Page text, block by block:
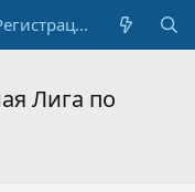
Регистрация
Лига по